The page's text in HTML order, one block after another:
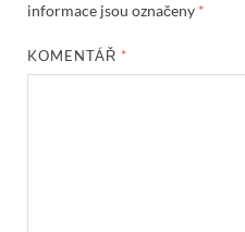
informace jsou označeny *
KOMENTÁŘ *